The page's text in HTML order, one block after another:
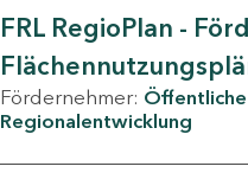
FRL RegioPlan -
Fördernehmer:
Regionalentwicklung